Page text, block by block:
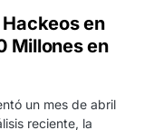
en
Millones en
un mes de abril
reciente, la